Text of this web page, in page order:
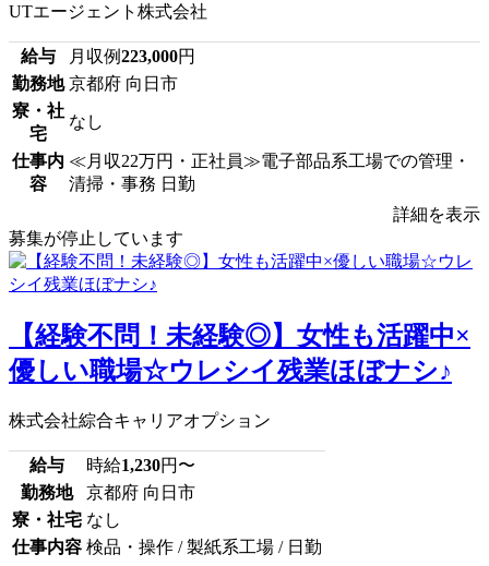
UTエージェント株式会社
給与 月収例223,000円
勤務地 京都府 向日市
寮・社
宅
なし
仕事内
容
≪月収22万円・正社員≫電子部品系工場での管理・
清掃・事務 日勤
詳細を表示
募集が停止しています
【経験不問！未経験◎】女性も活躍中×
優しい職場☆ウレシイ残業ほぼナシ♪
株式会社綜合キャリアオプション
給与 時給1,230円〜
勤務地
京都府 向日市
寮・社宅 なし
仕事内容 検品・操作 / 製紙系工場 / 日勤